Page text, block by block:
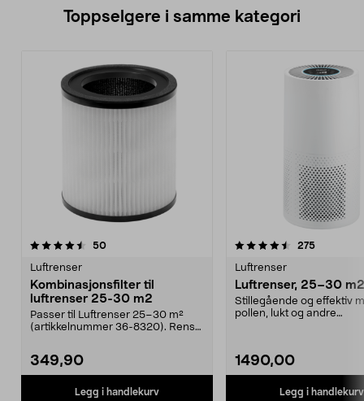
Toppselgere i samme kategori
50anmeldelser
Luftrenser
Kombinasjonsfilter til
luftrenser 25-30 m2
Passer til Luftrenser 25–30 m²
(artikkelnummer 36-8320). Rens
349,90
Legg i handlekurv
4.5 av 5 stjerner 275
Luftrenser
Luftrenser, 25–30 m2
Stillegående og effektiv
pollen, lukt og andre
1490,00
Legg i handlekurv
5.0 av 5 stjerner